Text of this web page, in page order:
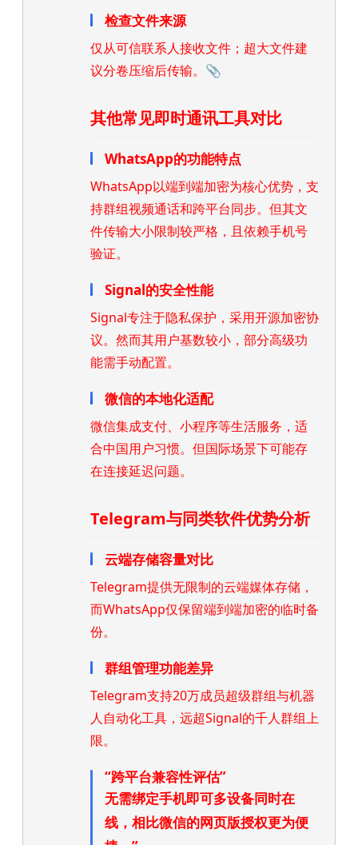
检查文件来源
仅从可信联系人接收文件；超大文件建
议分卷压缩后传输。📎
其他常见即时通讯工具对比
WhatsApp的功能特点
WhatsApp以端到端加密为核心优势，支
持群组视频通话和跨平台同步。但其文
件传输大小限制较严格，且依赖手机号
验证。
Signal的安全性能
Signal专注于隐私保护，采用开源加密协
议。然而其用户基数较小，部分高级功
能需手动配置。
微信的本地化适配
微信集成支付、小程序等生活服务，适
合中国用户习惯。但国际场景下可能存
在连接延迟问题。
Telegram与同类软件优势分析
云端存储容量对比
Telegram提供无限制的云端媒体存储，
而WhatsApp仅保留端到端加密的临时备
份。
群组管理功能差异
Telegram支持20万成员超级群组与机器
人自动化工具，远超Signal的千人群组上
限。
“跨平台兼容性评估”
无需绑定手机即可多设备同时在
线，相比微信的网页版授权更为便